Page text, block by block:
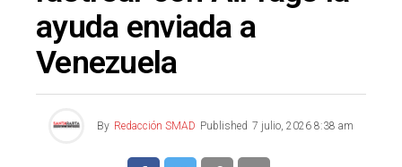
ayuda enviada a
Venezuela
By Redacción SMAD Published 7 julio, 2026 8:38 am